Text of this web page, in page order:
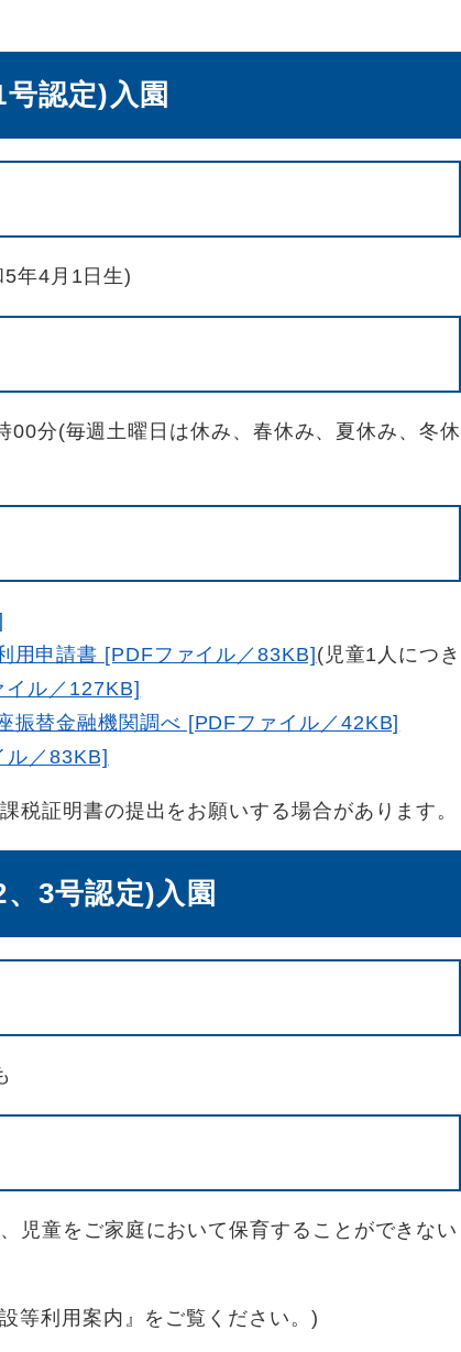
認定)入園
年4月1日生)
00分(毎週土曜日は休み、春休み、夏休み、冬休
用申請書 [PDFファイル／83KB] (児童1人につき
ル／127KB]
振替金融機関調べ [PDFファイル／42KB]
ル／83KB]
証明書の提出をお願いする場合があります。
3号認定)入園
児童をご家庭において保育することができない
等利用案内』をご覧ください。)